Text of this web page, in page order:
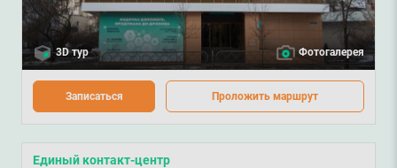
3D тур Фотогалерея
Записаться Проложить маршрут
Единый контакт-центр